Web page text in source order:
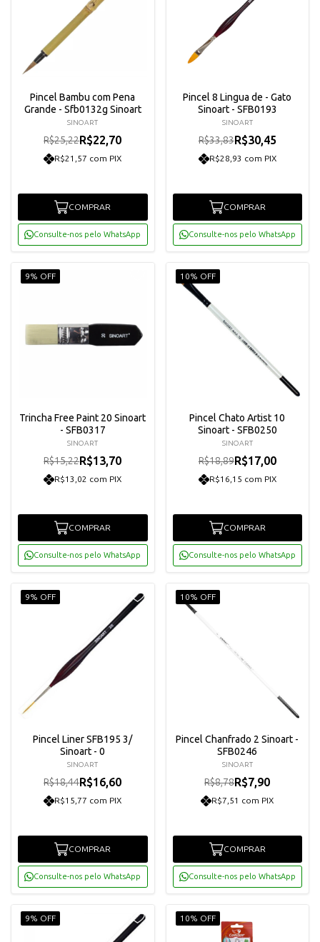
Pincel Bambu com Pena
Grande - Sfb0132g Sinoart
SINOART
R$25,22R$22,70
R$21,57 com PIX
COMPRAR
Consulte-nos pelo WhatsApp
Pincel 8 Lingua de - Gato
Sinoart - SFB0193
SINOART
R$33,83R$30,45
R$28,93 com PIX
COMPRAR
Consulte-nos pelo WhatsApp
9% OFF
Trincha Free Paint 20 Sinoart
- SFB0317
SINOART
R$15,22R$13,70
R$13,02 com PIX
COMPRAR
Consulte-nos pelo WhatsApp
10% OFF
Pincel Chato Artist 10
Sinoart - SFB0250
SINOART
R$18,89R$17,00
R$16,15 com PIX
COMPRAR
Consulte-nos pelo WhatsApp
9% OFF
Pincel Liner SFB195 3/
Sinoart - 0
SINOART
R$18,44R$16,60
R$15,77 com PIX
COMPRAR
Consulte-nos pelo WhatsApp
10% OFF
Pincel Chanfrado 2 Sinoart -
SFB0246
SINOART
R$8,78R$7,90
R$7,51 com PIX
COMPRAR
Consulte-nos pelo WhatsApp
9% OFF 10% OFF